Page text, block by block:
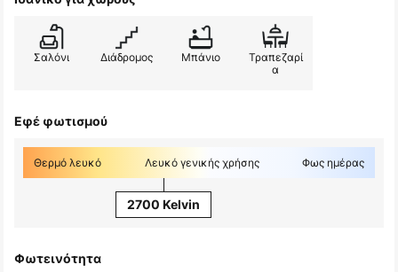
Σαλόνι Διάδρομος Μπάνιο
Τραπεζαρί
α
Εφέ φωτισμού
Θερμό λευκό Λευκό γενικής χρήσης Φως ημέρας
2700 Kelvin
Φωτεινότητα